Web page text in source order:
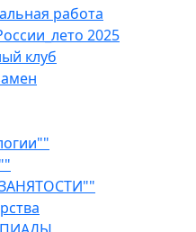
работа
2025
клуб